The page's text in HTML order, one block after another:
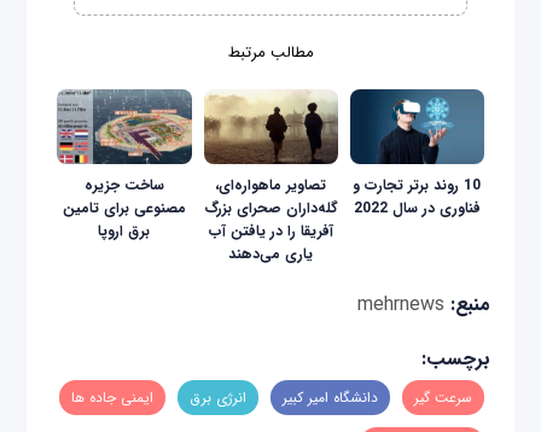
مطالب مرتبط
10 روند برتر تجارت و
فناوری در سال 2022
تصاویر ماهواره‌ای،
گله‌داران صحرای بزرگ
آفریقا را در یافتن آب
یاری می‌دهند
ساخت جزیره
مصنوعی برای تامین
برق اروپا
منبع: mehrnews
برچسب:
سرعت گیر دانشگاه امیر کبیر انرژی برق ایمنی جاده ها